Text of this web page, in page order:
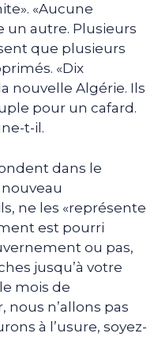
«Aucune
autre. Plusieurs
que plusieurs
«Dix
nouvelle Algérie. Ils
pour un cafard.
t-il.
dans le
ne les «représente
est pourri
ou pas,
jusqu’à votre
mois de
nous n’allons pas
à l’usure, soyez-